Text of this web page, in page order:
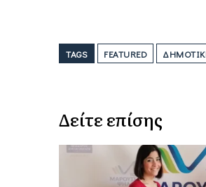
TAGS FEATURED
Δείτε επίσης